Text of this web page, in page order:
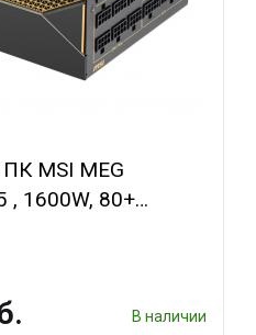
MSI MEG
, 1600W, 80+
модульный,
В наличии